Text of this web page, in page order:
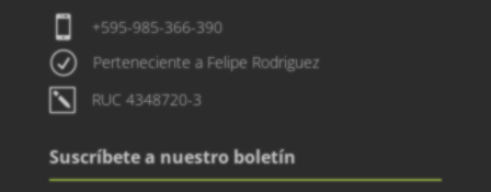
 +595-985-366-390
R Perteneciente a Felipe Rodriguez
k RUC 4348720-3
Suscríbete a nuestro boletín